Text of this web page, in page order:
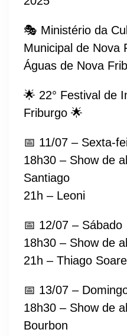
🎭 Ministério da
Municipal de Nova
Águas de Nova
🌟 22° Festival de
Friburgo 🌟
📅 11/07 – Sexta-
18h30 – Show de
Santiago
21h – Leoni
📅 12/07 – Sábado
18h30 – Show de
21h – Thiago
📅 13/07 –
18h30 – Show de
Bourbon